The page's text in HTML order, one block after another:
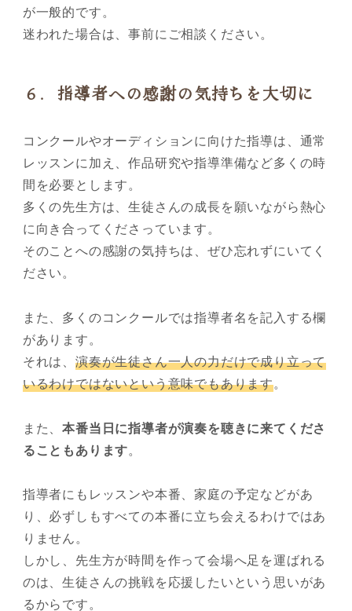
が一般的です。
迷われた場合は、事前にご相談ください。
６．指導者への感謝の気持ちを大切に
コンクールやオーディションに向けた指導は、通常
レッスンに加え、作品研究や指導準備など多くの時
間を必要とします。
多くの先生方は、生徒さんの成長を願いながら熱心
に向き合ってくださっています。
そのことへの感謝の気持ちは、ぜひ忘れずにいてく
ださい。
また、多くのコンクールでは指導者名を記入する欄
があります。
それは、 演奏が生徒さん一人の力だけで成り立って
いるわけではないという意味でもあります。
また、本番当日に指導者が演奏を聴きに来てくださ
ることもあります。
指導者にもレッスンや本番、家庭の予定などがあ
り、必ずしもすべての本番に立ち会えるわけではあ
りません。
しかし、先生方が時間を作って会場へ足を運ばれる
のは、生徒さんの挑戦を応援したいという思いがあ
るからです。